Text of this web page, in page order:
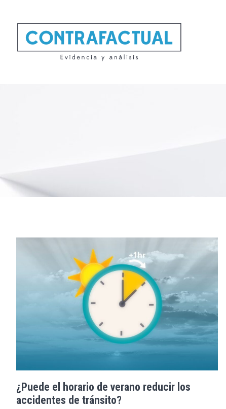
¿Puede el horario de verano reducir los
accidentes de tránsito?